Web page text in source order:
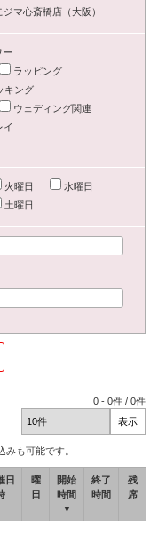
ジマ心斎橋店（大阪）
ー
ラッピング
キング
ウェディング関連
イ
火曜日
水曜日
土曜日
0 -0件 /0件
も可能です。
日
曜
日
開始
時間
▼
終了
時間
残
席